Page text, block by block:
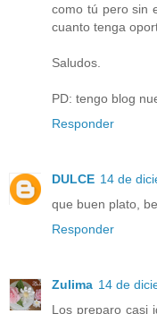
como tú pero sin
cuanto tenga
Saludos.
PD: tengo blog
Responder
DULCE 14 de
que buen plato,
Responder
Zulima 14 de
Los preparo casi